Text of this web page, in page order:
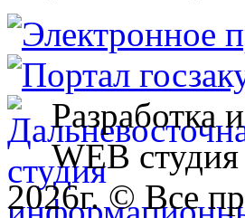
Разработка
WEB
2026г. © Все